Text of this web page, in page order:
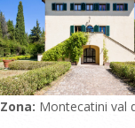
Zona: Montecatini val